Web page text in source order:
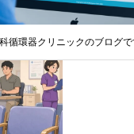
循環器クリニックのブログ